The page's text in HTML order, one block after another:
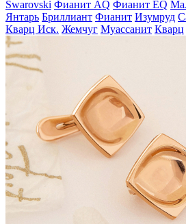
Swarovski Фианит AQ Фианит EQ
Янтарь Бриллиант Фианит Изумруд
Кварц Иск. Жемчуг Муассанит Кварц